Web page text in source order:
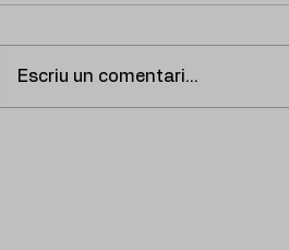
Escriu un comentari...